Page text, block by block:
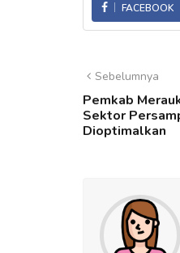
FACEBOOK
Sebelumnya
Pemkab
Sektor
Dioptimalkan